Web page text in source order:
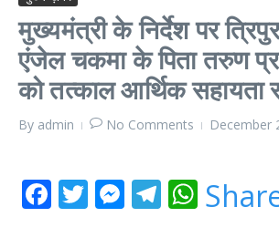
मुख्यमंत्री के निर्देश पर
एंजेल चकमा के पिता तरुण
को तत्काल आर्थिक सहायता
By admin No Comments December
Facebook
Twitter
Messenger